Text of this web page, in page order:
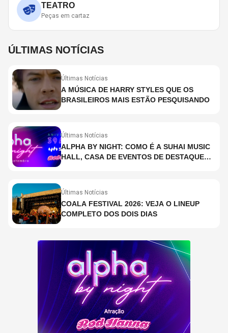
TEATRO
Peças em cartaz
ÚLTIMAS NOTÍCIAS
Últimas Notícias
A MÚSICA DE HARRY STYLES QUE OS
BRASILEIROS MAIS ESTÃO PESQUISANDO
Últimas Notícias
ALPHA BY NIGHT: COMO É A SUHAI MUSIC
HALL, CASA DE EVENTOS DE DESTAQUE
Últimas Notícias
COALA FESTIVAL 2026: VEJA O LINEUP
COMPLETO DOS DOIS DIAS